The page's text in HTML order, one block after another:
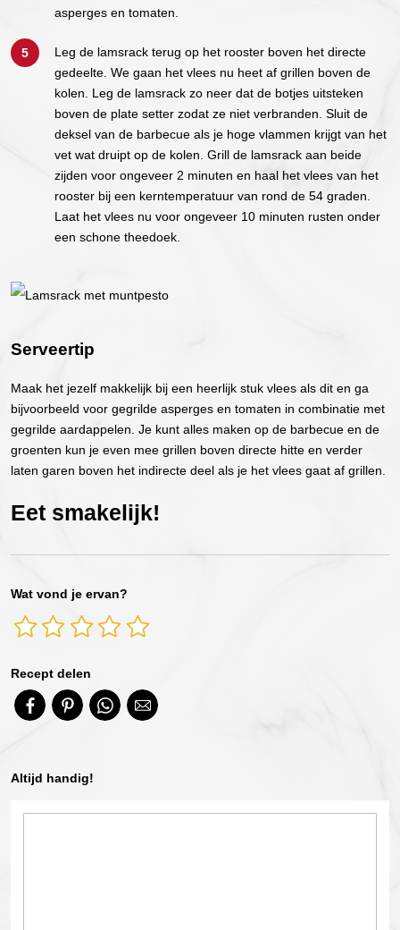
asperges en tomaten.
Leg de lamsrack terug op het rooster boven het directe
gedeelte. We gaan het vlees nu heet af grillen boven de
kolen. Leg de lamsrack zo neer dat de botjes uitsteken
boven de plate setter zodat ze niet verbranden. Sluit de
deksel van de barbecue als je hoge vlammen krijgt van het
vet wat druipt op de kolen. Grill de lamsrack aan beide
zijden voor ongeveer 2 minuten en haal het vlees van het
rooster bij een kerntemperatuur van rond de 54 graden.
Laat het vlees nu voor ongeveer 10 minuten rusten onder
een schone theedoek.
Serveertip
Maak het jezelf makkelijk bij een heerlijk stuk vlees als dit en ga
bijvoorbeeld voor gegrilde asperges en tomaten in combinatie met
gegrilde aardappelen. Je kunt alles maken op de barbecue en de
groenten kun je even mee grillen boven directe hitte en verder
laten garen boven het indirecte deel als je het vlees gaat af grillen.
Eet smakelijk!
Wat vond je ervan?
Recept delen
Altijd handig!